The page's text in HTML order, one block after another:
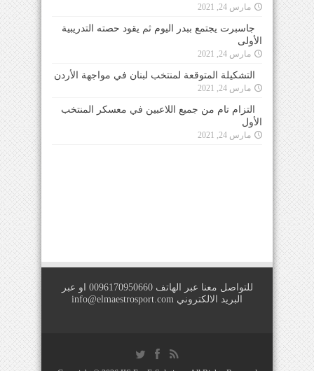
مارس 24, 2021
جاسبرت يجتمع ببدر اليوم ثم يقود حصته التدريبية
الأولى
مارس 24, 2021
التشكيلة المتوقعة لمنتخب لبنان في مواجهة الأردن
مارس 24, 2021
التزام تام من جميع اللاعبين في معسكر المنتخب
الأول
مارس 24, 2021
للتواصل معنا عبر الهاتف 0096170950660 او عبر
البريد الالكتروني info@elmaestrosport.com